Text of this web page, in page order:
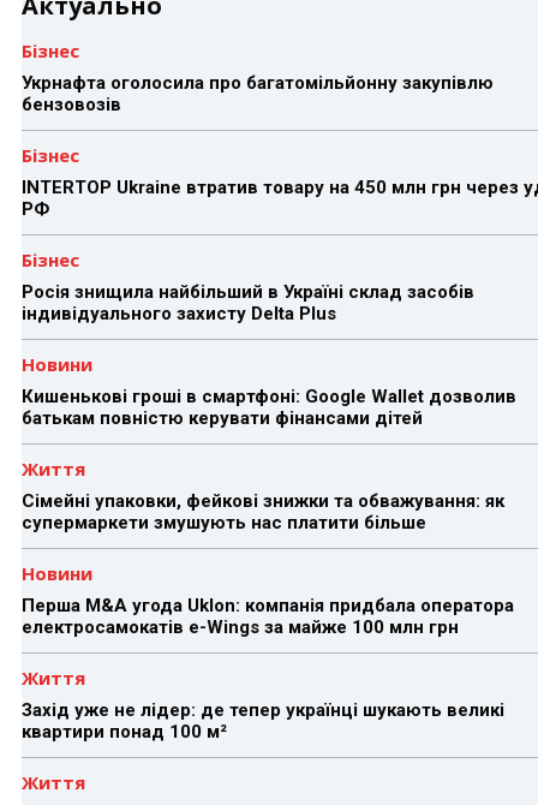
Бізнес
Укрнафта оголосила про багатомільйонну закупівлю
бензовозів
Бізнес
INTERTOP Ukraine втратив товару на 450 млн грн через
РФ
Бізнес
Росія знищила найбільший в Україні склад засобів
індивідуального захисту Delta Plus
Новини
Кишенькові гроші в смартфоні: Google Wallet дозволив
батькам повністю керувати фінансами дітей
Життя
Сімейні упаковки, фейкові знижки та обважування: як
супермаркети змушують нас платити більше
Новини
Перша M&A угода Uklon: компанія придбала оператора
електросамокатів e-Wings за майже 100 млн грн
Життя
Захід уже не лідер: де тепер українці шукають великі
квартири понад 100 м²
Життя